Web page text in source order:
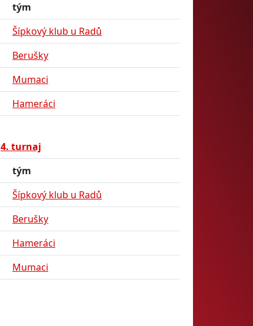
tým
Šípkový klub u Radů
Berušky
Mumaci
Hameráci
4. turnaj
tým
Šípkový klub u Radů
Berušky
Hameráci
Mumaci